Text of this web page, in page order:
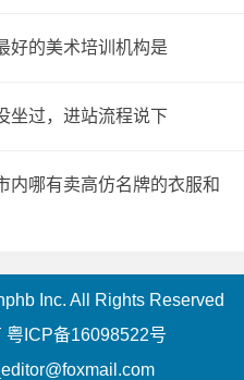
好的美术培训机构是
坐过，进站流程说下
内哪有卖高仿名牌的衣服和
Inc. All Rights Reserved
粤ICP备16098522号